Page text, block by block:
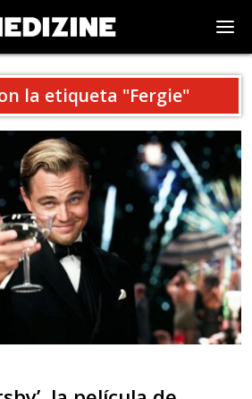
la etiqueta "Fergie"